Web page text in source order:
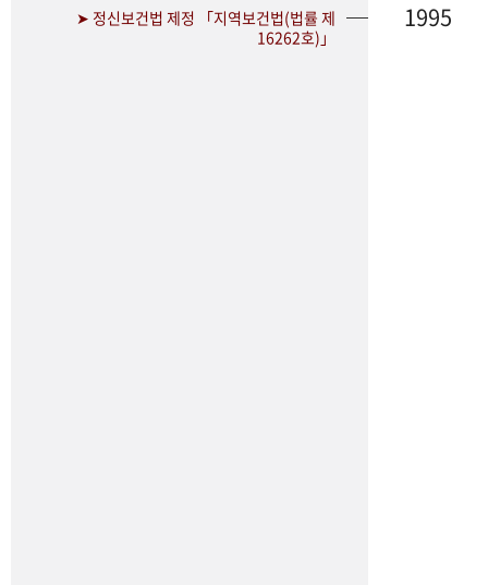
➤ 정신보건법 제정 「지역보건법(법률 제
16262호)」
1995